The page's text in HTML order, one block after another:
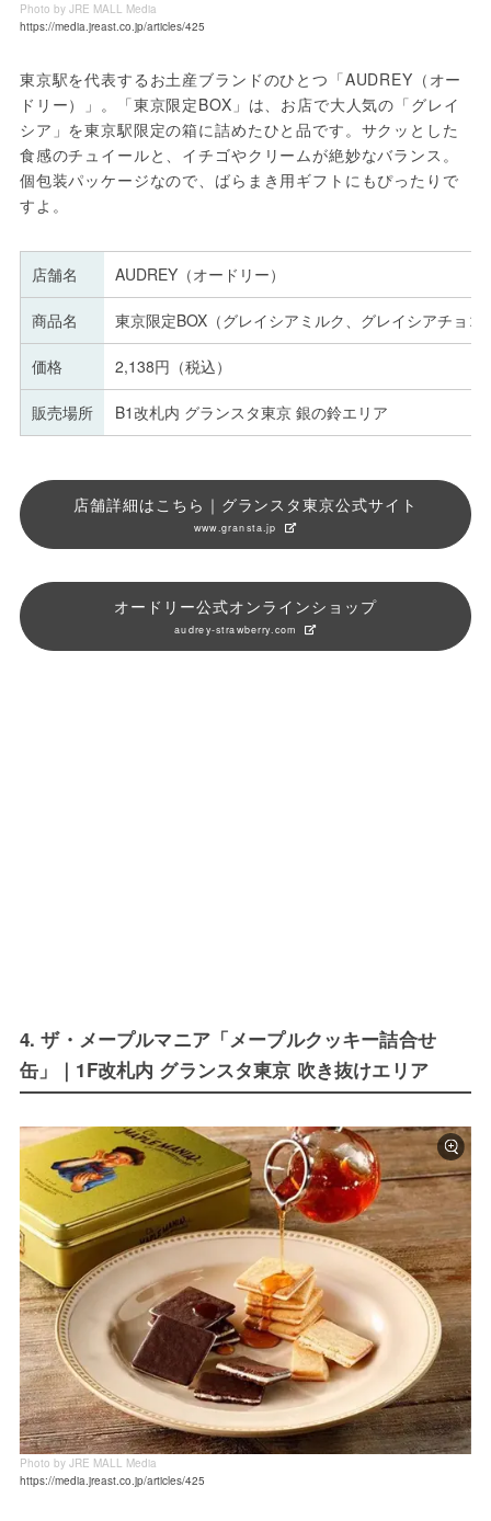
Photo by JRE MALL Media
https://media.jreast.co.jp/articles/425
東京駅を代表するお土産ブランドのひとつ「AUDREY（オー
ドリー）」。「東京限定BOX」は、お店で大人気の「グレイ
シア」を東京駅限定の箱に詰めたひと品です。サクッとした
食感のチュイールと、イチゴやクリームが絶妙なバランス。
個包装パッケージなので、ばらまき用ギフトにもぴったりで
すよ。
店舗名 AUDREY（オードリー）
商品名 東京限定BOX（グレイシアミルク、グレイシアチョコ
価格 2,138円（税込）
販売場所 B1改札内 グランスタ東京 銀の鈴エリア
店舗詳細はこちら｜グランスタ東京公式サイト
www.gransta.jp
オードリー公式オンラインショップ
audrey-strawberry.com
4. ザ・メープルマニア「メープルクッキー詰合せ
缶」｜1F改札内 グランスタ東京 吹き抜けエリア
Photo by JRE MALL Media
https://media.jreast.co.jp/articles/425